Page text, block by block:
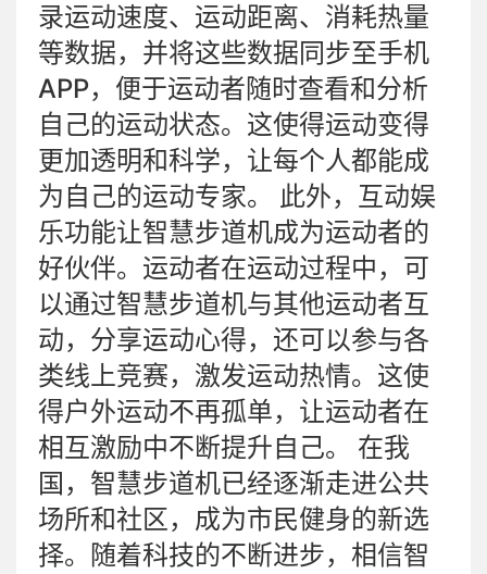
录运动速度、运动距离、消耗热量
等数据，并将这些数据同步至手机
APP，便于运动者随时查看和分析
自己的运动状态。这使得运动变得
更加透明和科学，让每个人都能成
为自己的运动专家。 此外，互动娱
乐功能让智慧步道机成为运动者的
好伙伴。运动者在运动过程中，可
以通过智慧步道机与其他运动者互
动，分享运动心得，还可以参与各
类线上竞赛，激发运动热情。这使
得户外运动不再孤单，让运动者在
相互激励中不断提升自己。 在我
国，智慧步道机已经逐渐走进公共
场所和社区，成为市民健身的新选
择。随着科技的不断进步，相信智